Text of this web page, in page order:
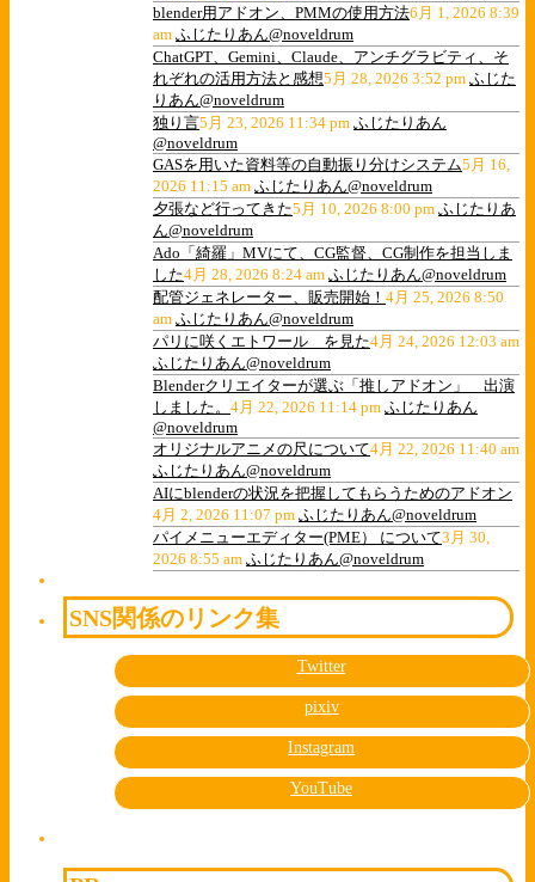
blender用アドオン、PMMの使用方法6月 1, 2026 8:39
am ふじたりあん@noveldrum
ChatGPT、Gemini、Claude、アンチグラビティ、そ
れぞれの活用方法と感想5月 28, 2026 3:52 pm ふじた
りあん@noveldrum
独り言5月 23, 2026 11:34 pm ふじたりあん
@noveldrum
GASを用いた資料等の自動振り分けシステム5月 16,
2026 11:15 am ふじたりあん@noveldrum
夕張など行ってきた5月 10, 2026 8:00 pm ふじたりあ
ん@noveldrum
Ado「綺羅」MVにて、CG監督、CG制作を担当しま
した4月 28, 2026 8:24 am ふじたりあん@noveldrum
配管ジェネレーター、販売開始！ 4月 25, 2026 8:50
am ふじたりあん@noveldrum
パリに咲くエトワール を見た4月 24, 2026 12:03 am
ふじたりあん@noveldrum
Blenderクリエイターが選ぶ「推しアドオン」 出演
しました。 4月 22, 2026 11:14 pm ふじたりあん
@noveldrum
オリジナルアニメの尺について4月 22, 2026 11:40 am
ふじたりあん@noveldrum
AIにblenderの状況を把握してもらうためのアドオン
4月 2, 2026 11:07 pm ふじたりあん@noveldrum
パイメニューエディター(PME） について3月 30,
2026 8:55 am ふじたりあん@noveldrum
SNS関係のリンク集
Twitter
pixiv
Instagram
YouTube